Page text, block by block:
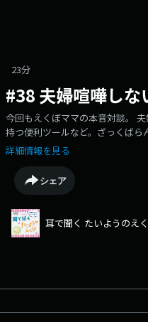
23分
#38 夫婦喧嘩し
今回もえくぼママの本音対談。
持つ便利ツールなど。ざっくばら
詳細情報を見る
シェア
耳で聞く たいようのえ